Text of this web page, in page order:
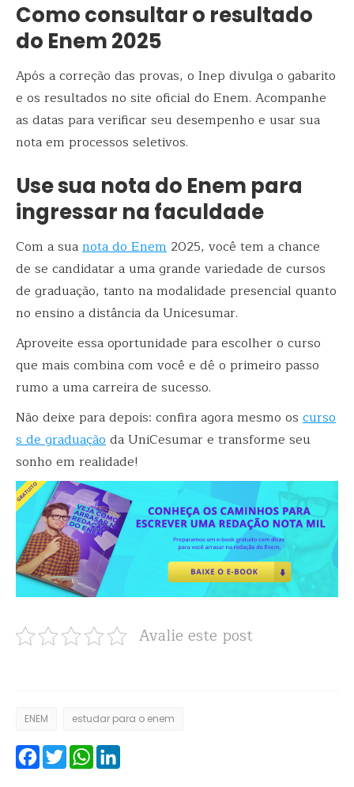
Como consultar o resultado
do Enem 2025
Após a correção das provas, o Inep divulga o gabarito
e os resultados no site oficial do Enem. Acompanhe
as datas para verificar seu desempenho e usar sua
nota em processos seletivos.
Use sua nota do Enem para
ingressar na faculdade
Com a suanota do Enem 2025, você tem a chance
de se candidatar a uma grande variedade de cursos
de graduação, tanto na modalidade presencial quanto
no ensino a distância da Unicesumar.
Aproveite essa oportunidade para escolher o curso
que mais combina com você e dê o primeiro passo
rumo a uma carreira de sucesso.
Não deixe para depois: confira agora mesmo os curso
s de graduaçãoda UniCesumar e transforme seu
sonho em realidade!
Avalie este post
ENEM estudar para o enem
FacebookTwitterWhatsApp